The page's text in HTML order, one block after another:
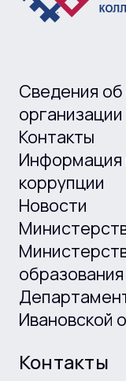
Сведения
организации
Контакты
Информация
коррупции
Новости
образования
Ивановской
Контакты